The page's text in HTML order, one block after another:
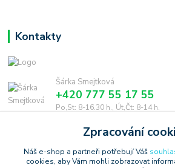
Kontakty
Šárka Smejtková
+420 777 55 17 55
Po,St: 8-16.30 h., Út,Čt: 8-14 h.
smejtkova@trigonmedia.cz
Zpracování
Náš e-shop a partneři potřebují Váš
cookies, aby Vám mohli zobrazovat